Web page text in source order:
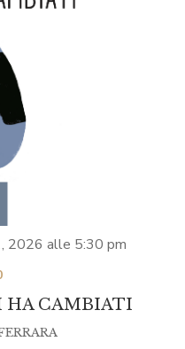
HA CAMBIATI
2026 alle 5:30 pm